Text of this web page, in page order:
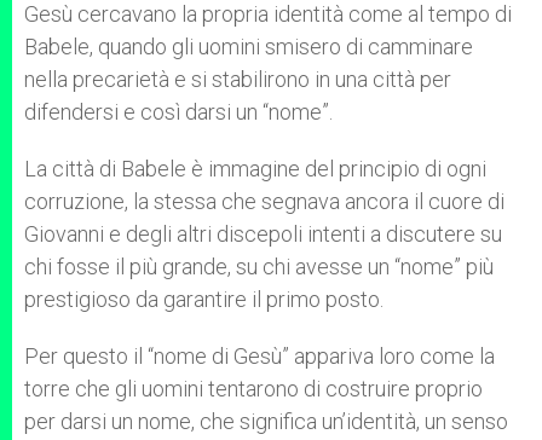
Gesù cercavano la propria identità come al tempo di
Babele, quando gli uomini smisero di camminare
nella precarietà e si stabilirono in una città per
difendersi e così darsi un “nome”.
La città di Babele è immagine del principio di ogni
corruzione, la stessa che segnava ancora il cuore di
Giovanni e degli altri discepoli intenti a discutere su
chi fosse il più grande, su chi avesse un “nome” più
prestigioso da garantire il primo posto.
Per questo il “nome di Gesù” appariva loro come la
torre che gli uomini tentarono di costruire proprio
per darsi un nome, che significa un’identità, un senso